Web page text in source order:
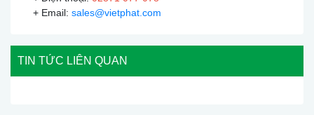
+ Email: sales@vietphat.com
TIN TỨC LIÊN QUAN